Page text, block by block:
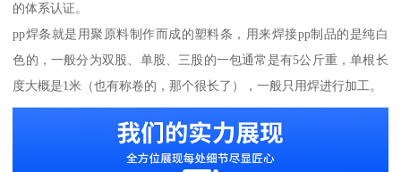
的体系认证。
pp焊条就是用聚原料制作而成的塑料条，用来焊接pp制品的是纯白
色的，一般分为双股、单股、三股的一包通常是有5公斤重，单根长
度大概是1米（也有称卷的，那个很长了），一般只用焊进行加工。